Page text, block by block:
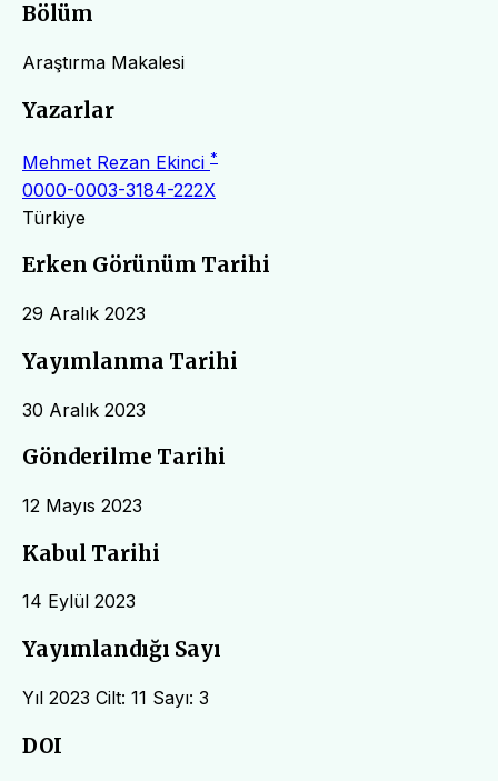
Bölüm
Araştırma Makalesi
Yazarlar
Mehmet Rezan Ekinci *
0000-0003-3184-222X
Türkiye
Erken Görünüm Tarihi
29 Aralık 2023
Yayımlanma Tarihi
30 Aralık 2023
Gönderilme Tarihi
12 Mayıs 2023
Kabul Tarihi
14 Eylül 2023
Yayımlandığı Sayı
Yıl 2023 Cilt: 11 Sayı: 3
DOI